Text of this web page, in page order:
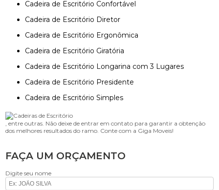
Cadeira de Escritório Confortável
Cadeira de Escritório Diretor
Cadeira de Escritório Ergonômica
Cadeira de Escritório Giratória
Cadeira de Escritório Longarina com 3 Lugares
Cadeira de Escritório Presidente
Cadeira de Escritório Simples
, entre outras. Não deixe de entrar em contato para garantir a obtenção
dos melhores resultados do ramo. Conte com a Giga Moveis!
FAÇA UM ORÇAMENTO
Digite seu nome